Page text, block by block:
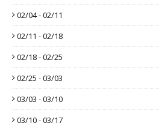
02/04 - 02/11
02/11 - 02/18
02/18 - 02/25
02/25 - 03/03
03/03 - 03/10
03/10 - 03/17